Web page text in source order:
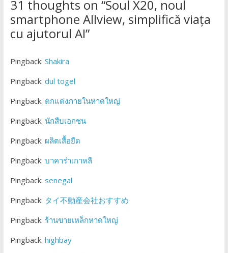
31 thoughts on “Soul X20, noul
smartphone Allview, simplifică viața
cu ajutorul AI”
Pingback: Shakira
Pingback: dul togel
Pingback: ตกแต่งภายในหาดใหญ่
Pingback: นักสืบเอกชน
Pingback: ผลิตเสื้อยืด
Pingback: บาคาร่าเกาหลี
Pingback: senegal
Pingback: タイ不動産会社おすすめ
Pingback: ร้านขายเหล็กหาดใหญ่
Pingback: highbay